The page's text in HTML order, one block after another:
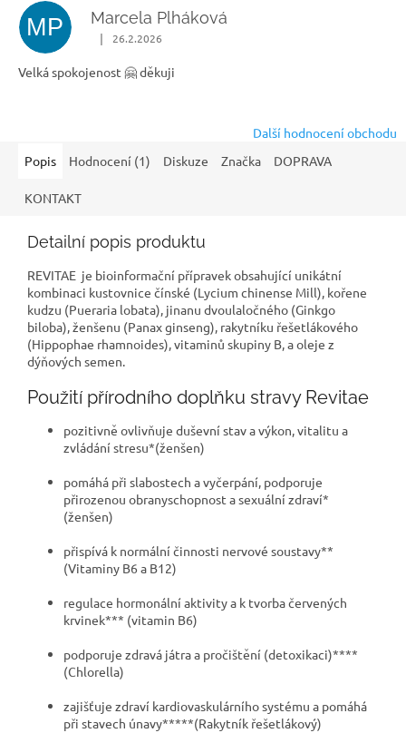
MP Marcela Plháková
Hodnocení obchodu je 5 z 5 hvězdiček.
| 26.2.2026
Velká spokojenost 🤗 děkuji
Další hodnocení obchodu
Popis
Hodnocení (1) Diskuze Značka DOPRAVA
KONTAKT
Detailní popis produktu
REVITAE je bioinformační přípravek obsahující unikátní
kombinaci kustovnice čínské (Lycium chinense Mill), kořene
kudzu (Pueraria lobata), jinanu dvoulaločného (Ginkgo
biloba), ženšenu (Panax ginseng), rakytníku řešetlákového
(Hippophae rhamnoides), vitaminů skupiny B, a oleje z
dýňových semen.
Použití přírodního doplňku stravy Revitae
pozitivně ovlivňuje duševní stav a výkon, vitalitu a
zvládání stresu*(ženšen)
pomáhá při slabostech a vyčerpání, podporuje
přirozenou obranyschopnost a sexuální zdraví*
(ženšen)
přispívá k normální činnosti nervové soustavy**
(Vitaminy B6 a B12)
regulace hormonální aktivity a k tvorba červených
krvinek*** (vitamin B6)
podporuje zdravá játra a pročištění (detoxikaci)****
(Chlorella)
zajišťuje zdraví kardiovaskulárního systému a pomáhá
při stavech únavy*****(Rakytník řešetlákový)